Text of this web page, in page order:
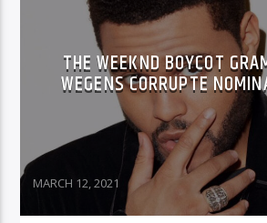
THE WEEKND BOYCOT
WEGENS CORRUPTE
MARCH 12, 2021